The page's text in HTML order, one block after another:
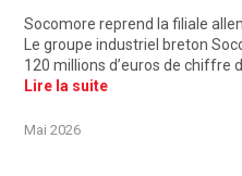
Socomore reprend la filiale
Le groupe industriel breton
120 millions d’euros de chiffre
Lire la suite
Mai 2026